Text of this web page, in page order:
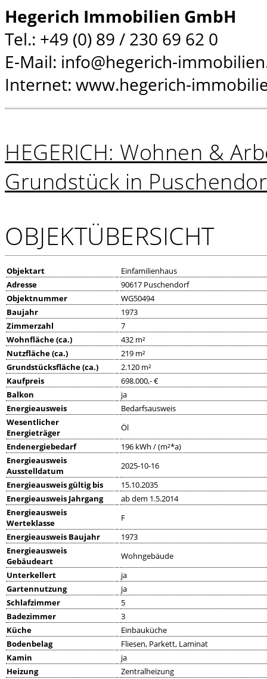
Hegerich Immobilien GmbH
Tel.: +49 (0) 89 / 230 69 62 0
E-Mail: info@hegerich-
Internet: www.hegerich-
HEGERICH: Wohnen &
Grundstück in
OBJEKTÜBERSICHT
Objektart
Einfamilienhaus
Adresse
90617 Puschendorf
Objektnummer
WG50494
Baujahr
1973
Zimmerzahl
7
Wohnfläche (ca.)
432 m²
Nutzfläche (ca.)
219 m²
Grundstücksfläche (ca.)
2.120 m²
Kaufpreis
698.000,- €
Balkon
ja
Energieausweis
Bedarfsausweis
Wesentlicher
Energieträger
Öl
Endenergiebedarf
196 kWh / (m²*a)
Energieausweis
Ausstelldatum
2025-10-16
Energieausweis gültig bis
15.10.2035
Energieausweis Jahrgang
ab dem 1.5.2014
Energieausweis
Werteklasse
F
Energieausweis Baujahr
1973
Energieausweis
Gebäudeart
Wohngebäude
Unterkellert
ja
Gartennutzung
ja
Schlafzimmer
5
Badezimmer
3
Küche
Einbauküche
Bodenbelag
Fliesen, Parkett, Laminat
Kamin
ja
Heizung
Zentralheizung